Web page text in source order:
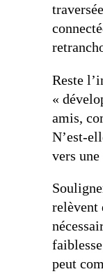
Reste
«
amis,
N’est-
vers
relèvent
peut